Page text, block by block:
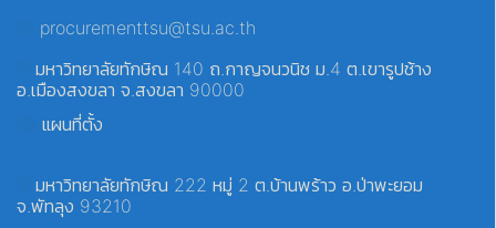
procurementtsu@tsu.ac.th
มหาวิทยาลัยทักษิณ 140 ถ.กาญจนวนิช ม.4 ต.เขารูปช้าง
อ.เมืองสงขลา จ.สงขลา 90000
แผนที่ตั้ง
มหาวิทยาลัยทักษิณ 222 หมู่ 2 ต.บ้านพร้าว อ.ป่าพะยอม
จ.พัทลุง 93210